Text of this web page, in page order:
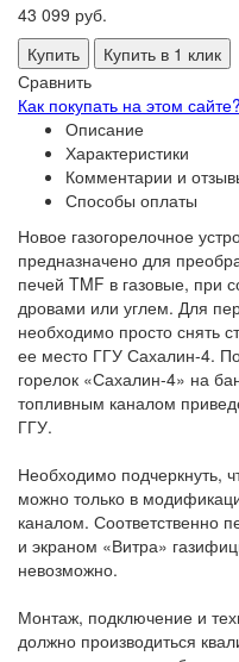
43 099 руб.
Купить
Купить в 1 клик
Сравнить
Как покупать на этом сайте?
Описание
Характеристики
Комментарии и
Способы оплаты
Новое газогорелочное
предназначено для
печей TMF в газовые, при
дровами или углем. Для
необходимо просто снять
ее место ГГУ Сахалин-4.
горелок «Сахалин-4» на
топливным каналом
ГГУ.
Необходимо подчеркнуть,
можно только в
каналом. Соответственно
и экраном «Витра»
невозможно.
Монтаж, подключение и
должно производиться